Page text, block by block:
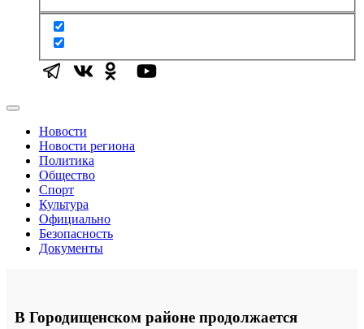
Новости
Новости региона
Политика
Общество
Спорт
Культура
Официально
Безопасность
Документы
В Городищенском районе продолжается